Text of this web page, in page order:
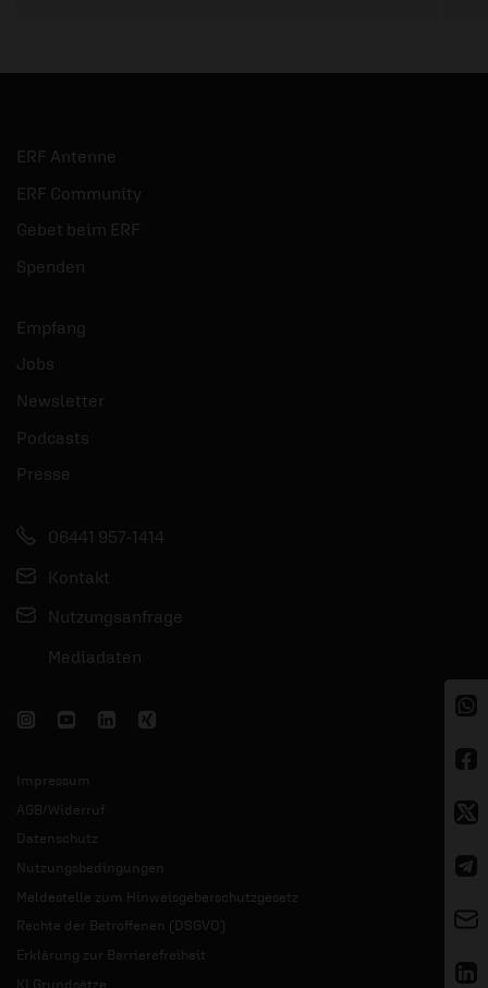
ERF Antenne
ERF Community
Gebet beim ERF
Spenden
Empfang
Jobs
Newsletter
Podcasts
Presse
06441 957-1414
Kontakt
Nutzungsanfrage
Mediadaten
Impressum
AGB/Widerruf
Datenschutz
Nutzungsbedingungen
Meldestelle zum Hinweisgeberschutzgesetz
Rechte der Betroffenen (DSGVO)
Erklärung zur Barrierefreiheit
KI Grundsätze